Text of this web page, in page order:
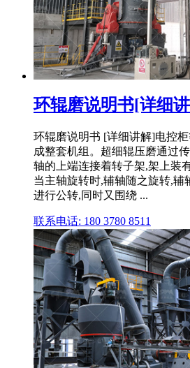
环辊磨说明书[详细
环辊磨说明书 [详细讲解]电控柜
成整套机组。超细辊压磨通过
轴的上端连接着转子架,架上装
当主轴旋转时,辅轴随之旋转,辅
进行公转,同时又围绕 ...
联系电话: 180 3780 8511